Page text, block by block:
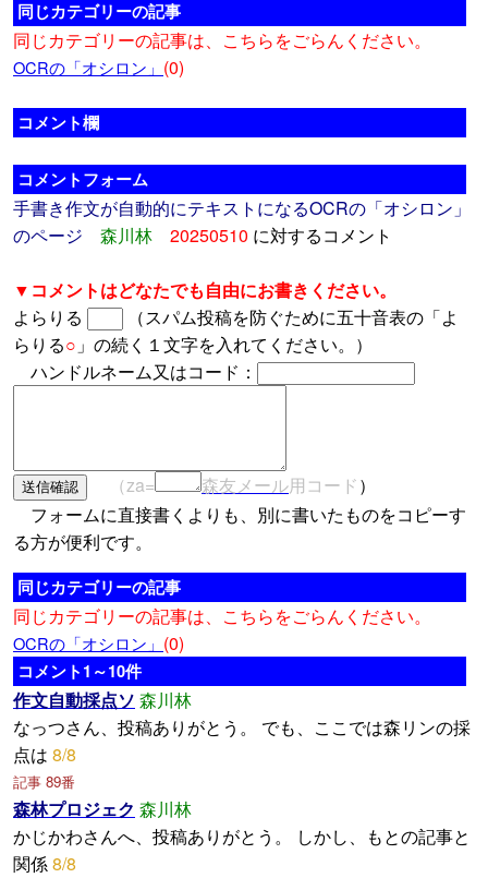
同じカテゴリーの記事
同じカテゴリーの記事は、こちらをごらんください。
OCRの「オシロン」 (0)
コメント欄
コメントフォーム
手書き作文が自動的にテキストになるOCRの「オシロン」
のページ
森川林 20250510 に対するコメント
▼コメントはどなたでも自由にお書きください。
よらりる
（スパム投稿を防ぐために五十音表の「よ
らりる○ 」の続く１文字を入れてください。）
ハンドルネーム又はコード：
（za= 森友メール用コード）
フォームに直接書くよりも、別に書いたものをコピーす
る方が便利です。
同じカテゴリーの記事
同じカテゴリーの記事は、こちらをごらんください。
OCRの「オシロン」 (0)
コメント1～10件
作文自動採点ソ 森川林
なっつさん、投稿ありがとう。 でも、ここでは森リンの採
点は 8/8
記事 89番
森林プロジェク 森川林
かじかわさんへ、投稿ありがとう。 しかし、もとの記事と
関係8/8